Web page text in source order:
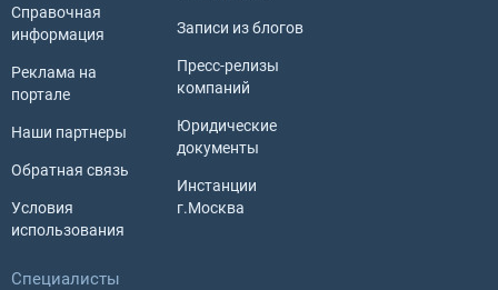
Справочная
информация
Реклама на
портале
Наши партнеры
Обратная связь
Условия
использования
Записи из блогов
Пресс-релизы
компаний
Юридические
документы
Инстанции
г.Москва
Специалисты